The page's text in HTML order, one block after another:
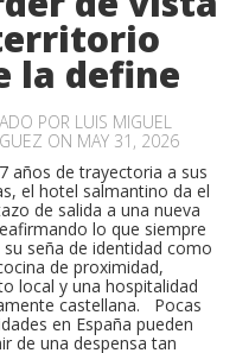
la define
POR LUIS MIGUEL
ON MAY 31, 2026
años de trayectoria a sus
el hotel salmantino da el
de salida a una nueva
lo que siempre
seña de identidad como
de proximidad,
local y una hospitalidad
castellana. Pocas
en España pueden
de una despensa tan